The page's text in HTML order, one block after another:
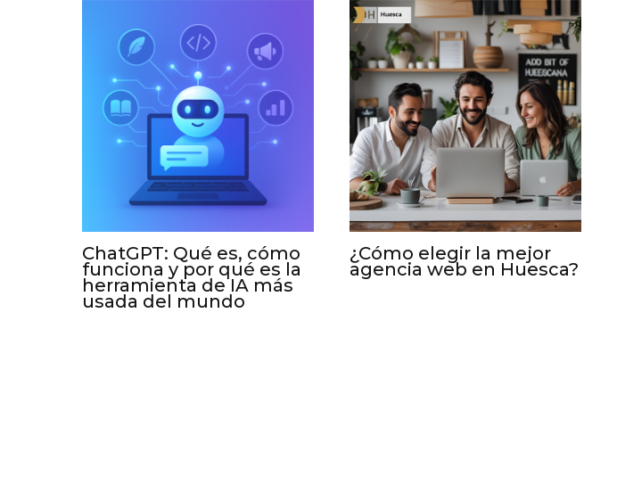
ChatGPT: Qué es, cómo
funciona y por qué es la
herramienta de IA más
usada del mundo
¿Cómo elegir la mejor
agencia web en Huesca?